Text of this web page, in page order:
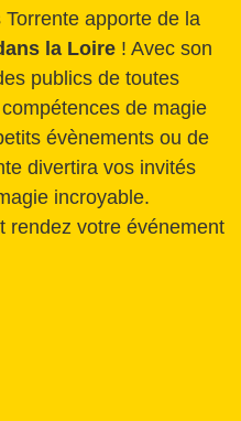
apporte de la
la Loire ! Avec son
publics de toutes
de magie
évènements ou de
divertira vos invités
incroyable.
rendez votre événement